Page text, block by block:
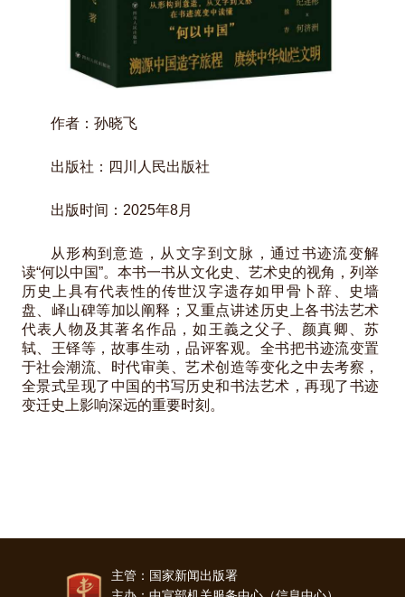
作者：孙晓飞
出版社：四川人民出版社
出版时间：2025年8月
从形构到意造，从文字到文脉，通过书迹流变解
读“何以中国”。本书一书从文化史、艺术史的视角，列举
历史上具有代表性的传世汉字遗存如甲骨卜辞、史墙
盘、峄山碑等加以阐释；又重点讲述历史上各书法艺术
代表人物及其著名作品，如王義之父子、颜真卿、苏
轼、王铎等，故事生动，品评客观。全书把书迹流变置
于社会潮流、时代审美、艺术创造等变化之中去考察，
全景式呈现了中国的书写历史和书法艺术，再现了书迹
变迁史上影响深远的重要时刻。
主管：国家新闻出版署